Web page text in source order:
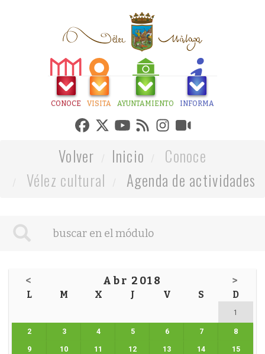
CONOCE VISITA AYUNTAMIENTO INFORMA
Volver Inicio
Conoce
Vélez cultural
Agenda de actividades
< Abr 2018 >
L M X J V S D
1
2 3 4 5 6 7 8
9 10 11 12 13 14 15